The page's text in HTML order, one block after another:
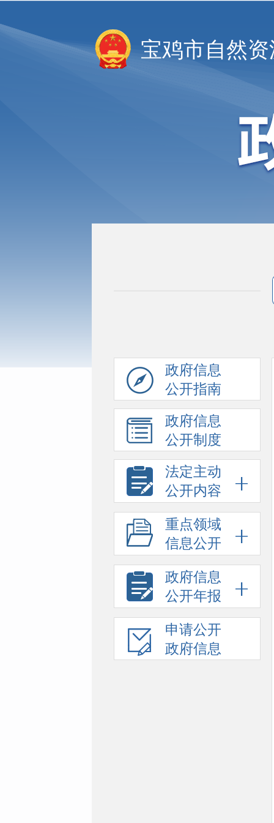
宝鸡市自然
政府信息
公开指南
政府信息
公开制度
法定主动
公开内容
重点领域
信息公开
政府信息
公开年报
申请公开
政府信息